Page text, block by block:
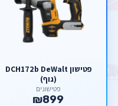
פטישון DCH172b DeWalt
(גוף)
פטישונים
₪899